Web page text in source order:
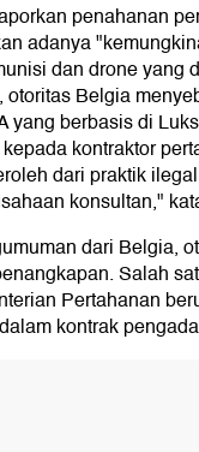
penahanan
adanya
dan drone yang
Belgia
yang berbasis di
kontraktor
dari praktik
konsultan,"
dari Belgia,
Salah
Pertahanan
kontrak